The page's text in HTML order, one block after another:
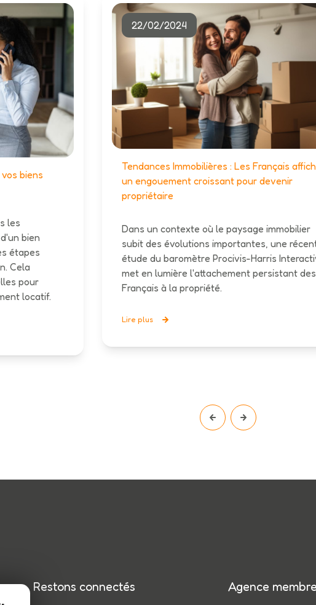
vos biens
les
bien
étapes
Cela
pour
locatif.
22/02/2024
Tendances Immobilières : Les Français
un engouement croissant pour devenir
propriétaire
Dans un contexte où le paysage immobilier
subit des évolutions importantes, une
étude du baromètre Procivis-Harris
met en lumière l'attachement persistant des
Français à la propriété.
Lire plus
Restons connectés Agence membre